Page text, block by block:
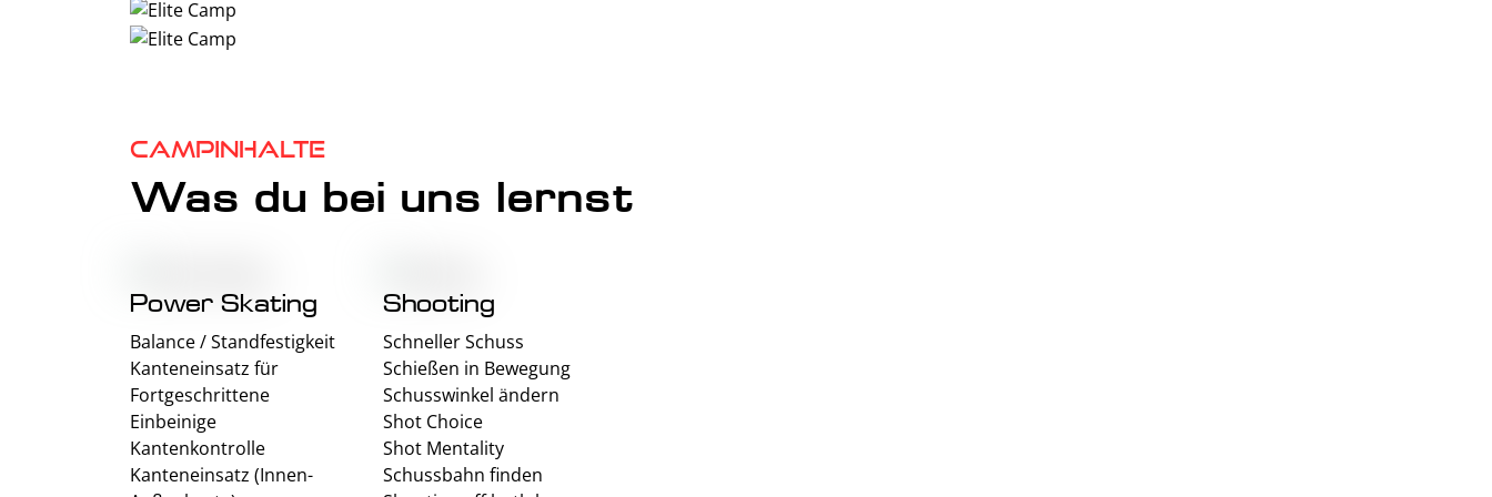
Campinhalte
Was du bei uns lernst
Power Skating
Balance / Standfestigkeit
Kanteneinsatz für
Fortgeschrittene
Einbeinige
Kantenkontrolle
Kanteneinsatz (Innen-
Shooting
Schneller Schuss
Schießen in Bewegung
Schusswinkel ändern
Shot Choice
Shot Mentality
Schussbahn finden